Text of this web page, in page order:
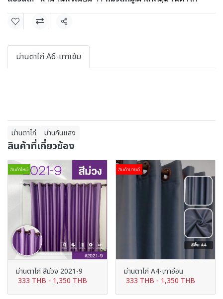
แชร์
ม่านตาไก่ A6-เทาเข้ม
ม่านตาไก่ ม่านกันแสง
สินค้าที่เกี่ยวข้อง
สินค้าใหม่
ม่านตาไก่ สีม่วง 2021-9
333 THB - 1,350 THB
สินค้าขายดี
ม่านตาไก่ A4-เทาอ่อน
333 THB - 1,350 THB